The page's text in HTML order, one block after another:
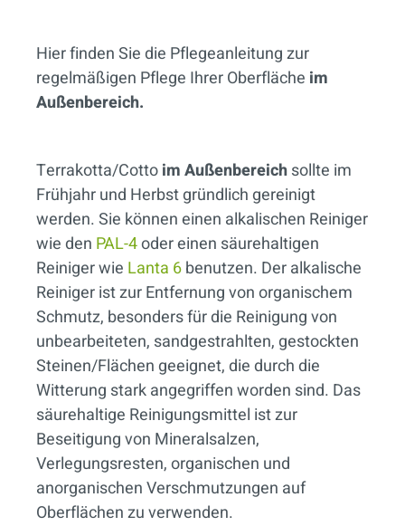
Hier finden Sie die Pflegeanleitung zur
regelmäßigen Pflege Ihrer Oberfläche im
Außenbereich.
Terrakotta/Cottoim Außenbereichsollte im
Frühjahr und Herbst gründlich gereinigt
werden. Sie können einen alkalischen Reiniger
wie den PAL-4oder einen säurehaltigen
Reiniger wie Lanta 6benutzen. Der alkalische
Reiniger ist zur Entfernung von organischem
Schmutz, besonders für die Reinigung von
unbearbeiteten, sandgestrahlten, gestockten
Steinen/Flächen geeignet, die durch die
Witterung stark angegriffen worden sind. Das
säurehaltige Reinigungsmittel ist zur
Beseitigung von Mineralsalzen,
Verlegungsresten, organischen und
anorganischen Verschmutzungen auf
Oberflächen zu verwenden.